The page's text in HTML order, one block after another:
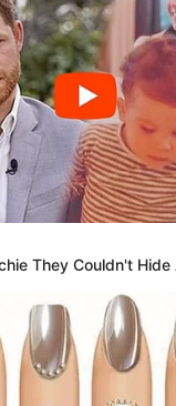
Malam
yang Bikin
Tempat
Beristirahat di
They Couldn't Hide